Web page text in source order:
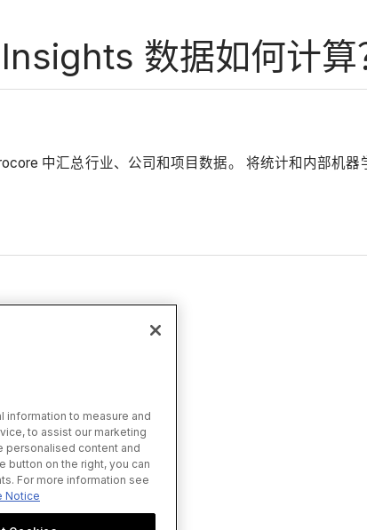
数据如何计算
中汇总行业、公司和项目数据。 将统计和内部机
information to measure and
to assist our marketing
personalised content and
button on the right, you can
For more information see
Notice